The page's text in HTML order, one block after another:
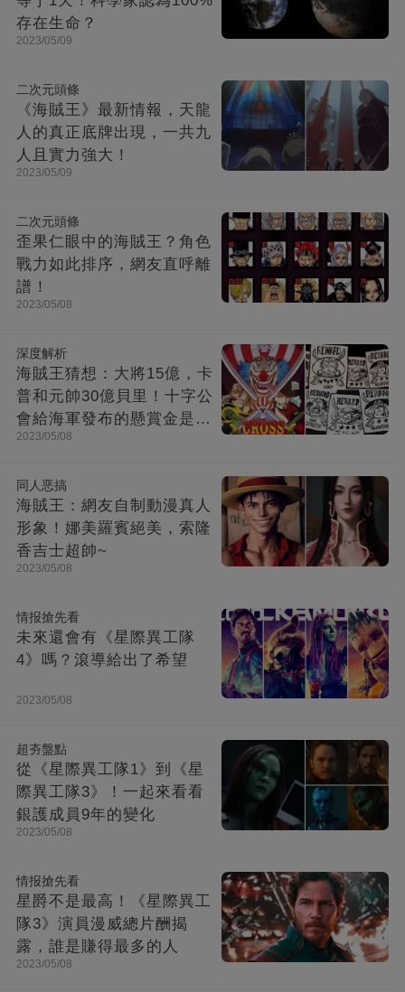
存在生命？
2023/05/09
二次元頭條
《海賊王》最新情報，天龍
人的真正底牌出現，一共九
人且實力強大！
2023/05/09
二次元頭條
歪果仁眼中的海賊王？角色
戰力如此排序，網友直呼離
譜！
2023/05/08
深度解析
海賊王猜想：大將15億，卡
普和元帥30億貝里！十字公
會給海軍發布的懸賞金是多
少？
2023/05/08
同人恶搞
海賊王：網友自制動漫真人
形象！娜美羅賓絕美，索隆
香吉士超帥~
2023/05/08
情报搶先看
未來還會有《星際異工隊
4》嗎？滾導給出了希望
2023/05/08
超夯盤點
從《星際異工隊1》到《星
際異工隊3》！一起來看看
銀護成員9年的變化
2023/05/08
情报搶先看
星爵不是最高！《星際異工
隊3》演員漫威總片酬揭
露，誰是賺得最多的人
2023/05/08